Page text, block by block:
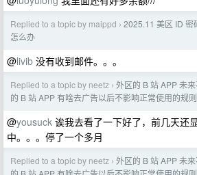
Replied to a topic by maippd › 2025.11 美区 ID 密
怎么办
@livib 没有收到邮件。。。
Replied to a topic by neetz › 外区的 B 站 APP 未
的 B 站 APP 有啥去广告以后不影响正常使用的规
@yousuck 诶我去看了一下好了，前几天还
中。。。停了一个多月
Replied to a topic by neetz › 外区的 B 站 APP 未